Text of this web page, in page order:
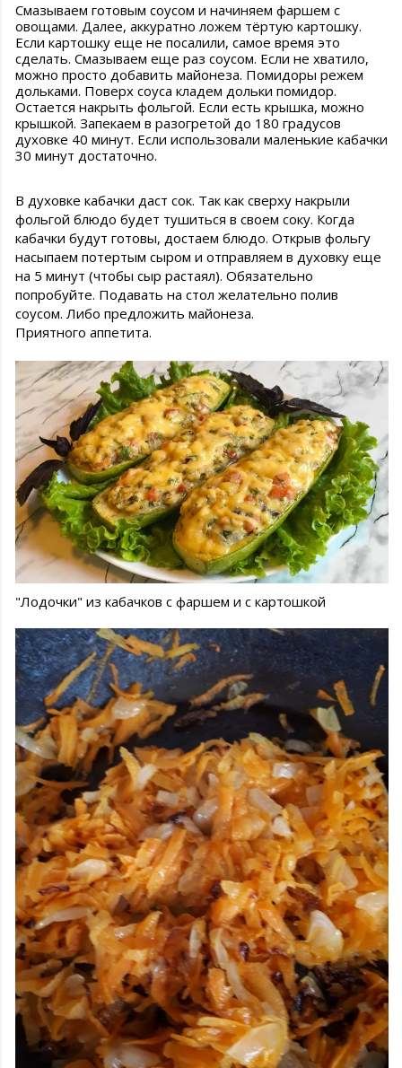
Смазываем готовым соусом и начиняем фаршем с
овощами. Далее, аккуратно ложем тёртую картошку.
Если картошку еще не посалили, самое время это
сделать. Смазываем еще раз соусом. Если не хватило,
можно просто добавить майонеза. Помидоры режем
дольками. Поверх соуса кладем дольки помидор.
Остается накрыть фольгой. Если есть крышка, можно
крышкой. Запекаем в разогретой до 180 градусов
духовке 40 минут. Если использовали маленькие кабачки
30 минут достаточно.
В духовке кабачки даст сок. Так как сверху накрыли
фольгой блюдо будет тушиться в своем соку. Когда
кабачки будут готовы, достаем блюдо. Открыв фольгу
насыпаем потертым сыром и отправляем в духовку еще
на 5 минут (чтобы сыр растаял). Обязательно
попробуйте. Подавать на стол желательно полив
соусом. Либо предложить майонеза.
Приятного аппетита.
"Лодочки" из кабачков с фаршем и с картошкой